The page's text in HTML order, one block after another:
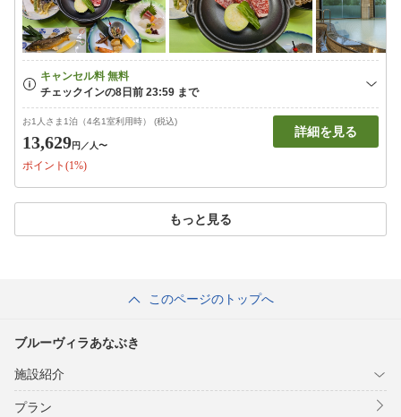
お1人さま1泊（4名1室利用時） (税込)
13,629円 ／人〜
ポイント(1%)
詳細を見る
もっと見る
このページのトップへ
ブルーヴィラあなぶき
施設紹介
プラン